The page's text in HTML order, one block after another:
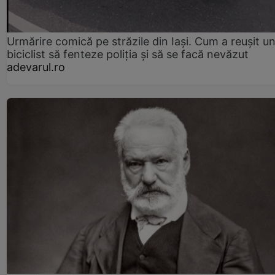
Urmărire comică pe străzile din Iași. Cum a reușit un
biciclist să fenteze poliția și să se facă nevăzut
adevarul.ro